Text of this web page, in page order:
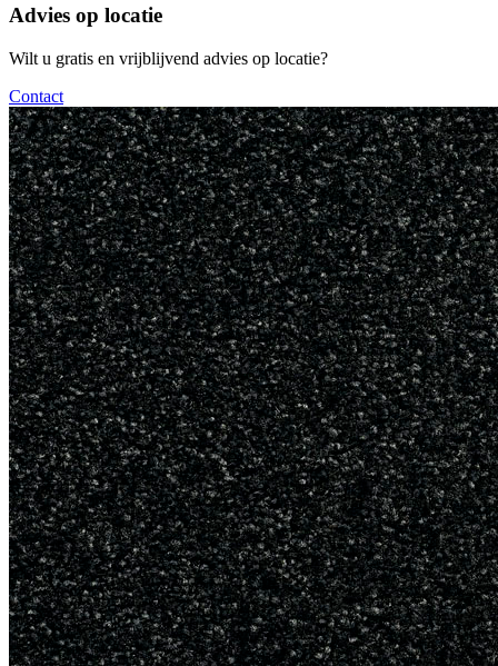
Advies op locatie
Wilt u gratis en vrijblijvend advies op locatie?
Contact